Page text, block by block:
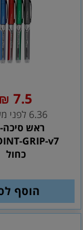
7.5
₪
6.36 לפני מע''מ
GRIP-v7
כחול
הוסף